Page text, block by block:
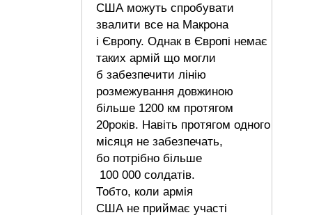
США можуть спробувати
звалити все на Макрона
і Європу. Однак в Європі немає
таких армій що могли
б забезпечити лінію
розмежування довжиною
більше 1200 км протягом
20років. Навіть протягом одного
місяця не забезпечать,
бо потрібно більше
100 000 солдатів.
Тобто, коли армія
США не приймає участі